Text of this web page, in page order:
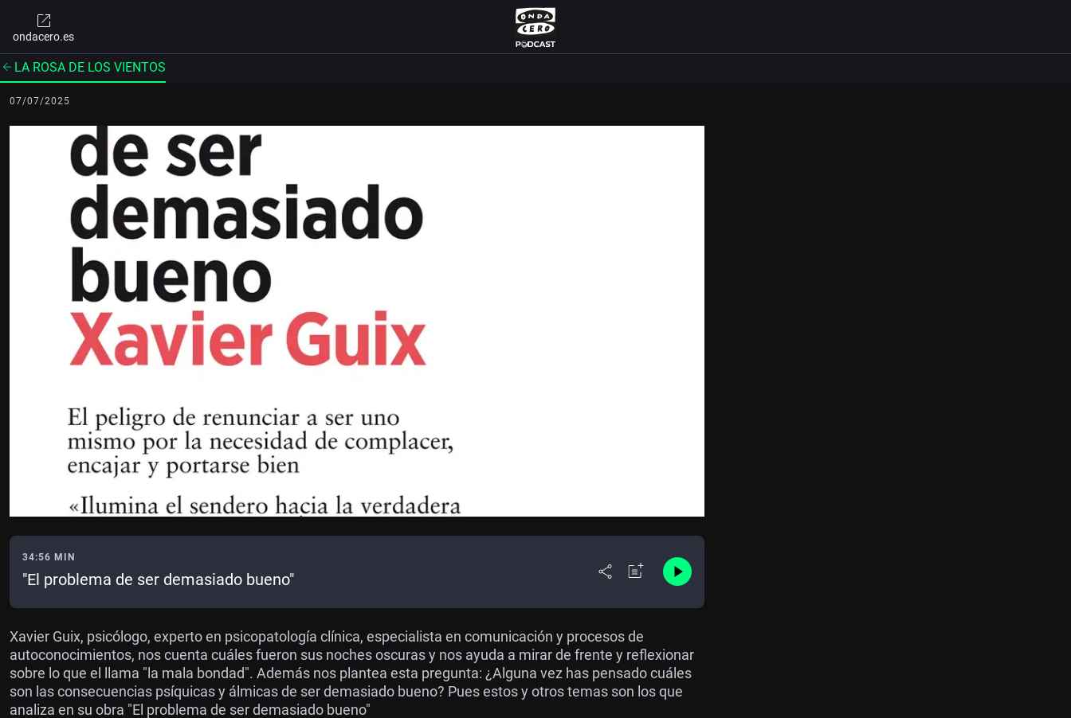
ondacero.es
LA ROSA DE LOS VIENTOS
07/07/2025
34:56 MIN
"El problema de ser demasiado bueno"
Xavier Guix, psicólogo, experto en psicopatología clínica, especialista en comunicación y procesos de
autoconocimientos, nos cuenta cuáles fueron sus noches oscuras y nos ayuda a mirar de frente y reflexionar
sobre lo que el llama "la mala bondad". Además nos plantea esta pregunta: ¿Alguna vez has pensado cuáles
son las consecuencias psíquicas y álmicas de ser demasiado bueno? Pues estos y otros temas son los que
analiza en su obra "El problema de ser demasiado bueno"